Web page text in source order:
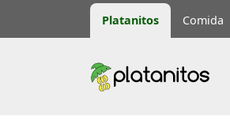
Platanitos Comida